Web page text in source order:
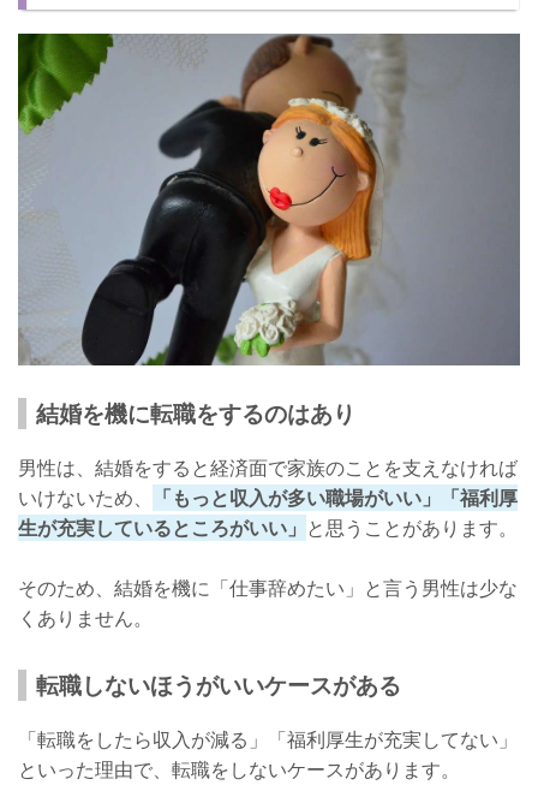
意見を言う
既婚女性に聞いた！「結婚を機に仕事を辞めたい」と言われたとき
の行動
男性が「仕事辞めたい」という理由と彼女の対処法まとめ
結婚を機に転職をするのはあり
男性は、結婚をすると経済面で家族のことを支えなければ
いけないため、
「もっと収入が多い職場がいい」「福利厚
生が充実しているところがいい」 と思うことがあります。
そのため、結婚を機に「仕事辞めたい」と言う男性は少な
くありません。
転職しないほうがいいケースがある
「転職をしたら収入が減る」「福利厚生が充実してない」
といった理由で、転職をしないケースがあります。